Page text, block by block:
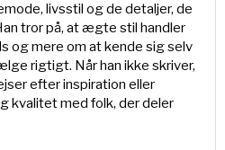
livsstil og de detaljer, de
tror på, at ægte stil handler
og mere om at kende sig selv
rigtigt. Når han ikke skriver,
efter inspiration eller
kvalitet med folk, der deler